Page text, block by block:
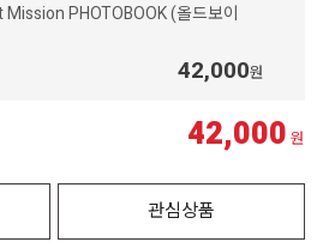
PHOTOBOOK (올드보이
42,000원
42,000 원
관심상품